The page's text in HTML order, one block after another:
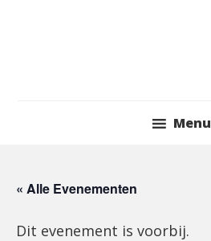
Menu
« Alle Evenementen
Dit evenement is voorbij.